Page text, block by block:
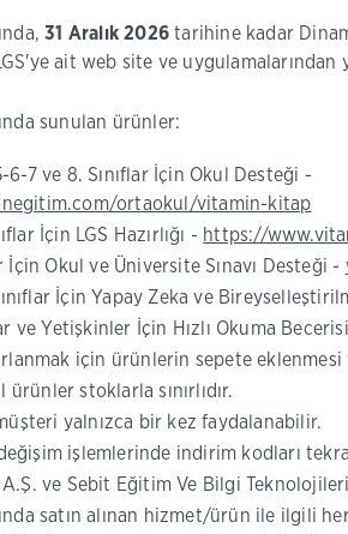
31 Aralık 2026 tarihine kadar
ait web site ve uygulamalarından
sunulan ürünler:
6-7 ve 8. Sınıflar İçin Okul Desteği -
ortaokul/vitamin-kitap(Bu
yeni
İçin LGS Hazırlığı - https://
İçin Okul ve Üniversite Sınavı Desteği -
İçin Yapay Zeka ve
ve Yetişkinler İçin Hızlı Okuma
için ürünlerin sepete
stoklarla sınırlıdır.
yalnızca bir kez faydalanabilir.
işlemlerinde indirim kodları
A.Ş. ve Sebit Eğitim Ve Bilgi
satın alınan hizmet/ürün ile ilgili